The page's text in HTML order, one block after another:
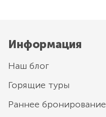
Информация
Наш блог
Горящие туры
Раннее бронирование